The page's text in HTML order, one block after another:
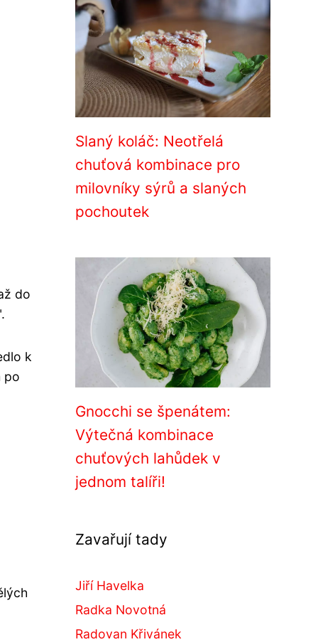
do
k
po
Slaný koláč: Neotřelá
chuťová kombinace pro
milovníky sýrů a slaných
pochoutek
Gnocchi se špenátem:
Výtečná kombinace
chuťových lahůdek v
jednom talíři!
Zavařují tady
Jiří Havelka
Radka Novotná
Radovan Křivánek